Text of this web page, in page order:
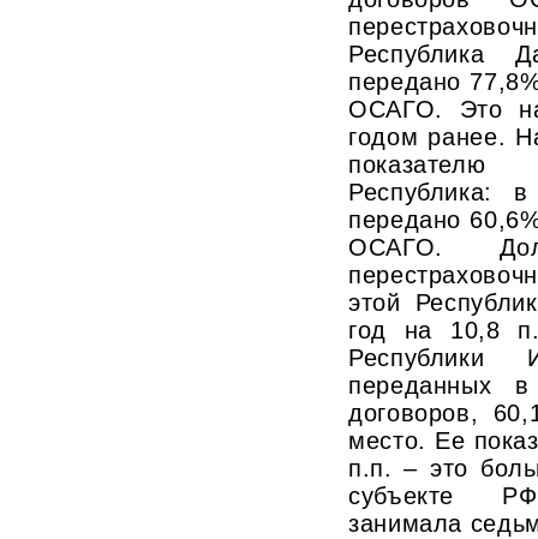
Республика
передано
ОСАГО. Это
годом ранее.
показателю
Республика:
передано
ОСАГО.
этой
год на 10,8
Республики
переданных в
договоров,
место. Ее
п.п. – это
субъекте
занимала